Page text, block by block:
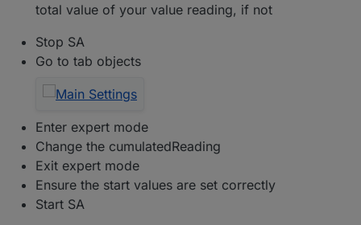
total value of your value reading, if not
Stop SA
Go to tab objects
Enter expert mode
Change the cumulatedReading
Exit expert mode
Ensure the start values are set correctly
Start SA